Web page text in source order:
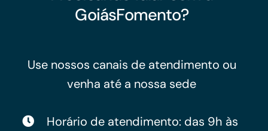
GoiásFomento?
Use nossos canais de atendimento ou
venha até a nossa sede
Horário de atendimento: das 9h às